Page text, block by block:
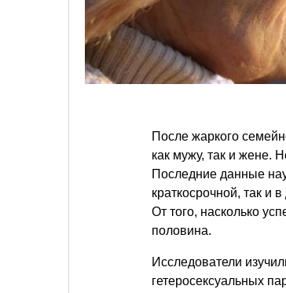
После жаркого
как мужу, так и жене.
Последние данные
краткосрочной, так и
От того, насколько
половина.
Исследователи
гетеросексуальных